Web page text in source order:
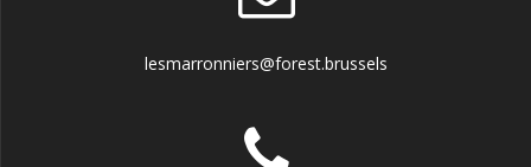
lesmarronniers@forest.brussels